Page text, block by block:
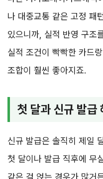
나 대중교통 같은 고정 패
있으니까, 실적 반영 구조
실적 조건이 빡빡한 카드
조합이 훨씬 좋아지죠.
첫 달과 신규 발급
신규 발급은 솔직히 제일
첫 달이나 발급 직후에 무
같은 걸 얹는 경우가 많거